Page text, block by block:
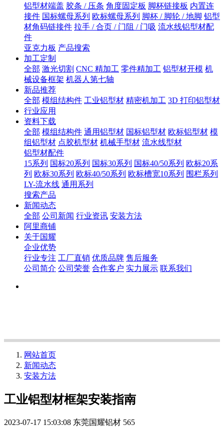
铝型材端盖 胶条 / 压条 角度固定板 脚杯链接板 内置连
接件 国标螺母系列 欧标螺母系列 脚杯 / 脚轮 / 地脚 铝型
材角码链接件 拉手 / 合页 / 门阻 / 门吸 流水线铝型材配
件
亚克力板 产品搜索
加工定制
全部 激光切割 CNC 精加工 零件精加工 铝型材开模 机
械设备框架 机器人第七轴
新品推荐
全部 模组结构件 工业铝型材 精密机加工 3D 打印铝型材
行业应用
资料下载
全部 模组结构件 通用铝型材 国标铝型材 欧标铝型材 模
组铝型材 点胶机型材 机械手型材 流水线型材
铝型材配件
15系列 国标20系列 国标30系列 国标40/50系列 欧标20系
列 欧标30系列 欧标40/50系列 欧标槽宽10系列 围栏系列
LY-流水线 通用系列
搜索产品
新闻动态
全部 公司新闻 行业资讯 安装方法
阿里商铺
关于国耀
企业优势
行业专注 工厂直销 优质品牌 售后服务
公司简介 公司荣誉 合作客户 实力展示 联系我们
网站首页
新闻动态
安装方法
工业铝型材框架安装指南
2023-07-17 15:03:08 东莞国耀铝材 565